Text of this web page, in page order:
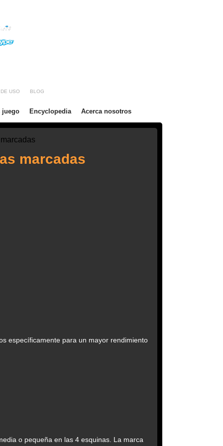
USO BLOG
juego Encyclopedia Acerca nosotros
marcadas
específicamente para un mayor rendimiento
o pequeña en las 4 esquinas. La marca